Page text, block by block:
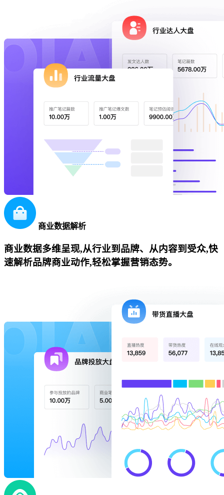
商业数据解析
商业数据多维呈现,从行业到品牌、从内容到受众,快
速解析品牌商业动作,轻松掌握营销态势。